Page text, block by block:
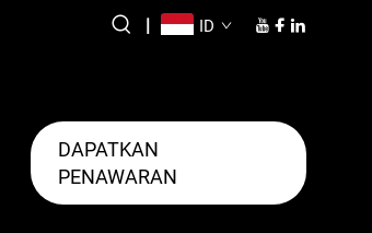
| ID
DAPATKAN
PENAWARAN